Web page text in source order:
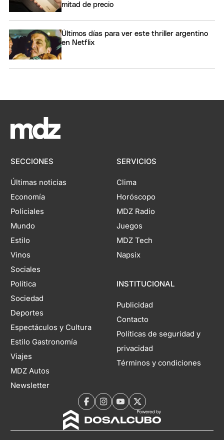
mitad de precio
Últimos días para ver este thriller argentino
en Netflix
SECCIONES
Últimas noticias
Economía
Policiales
Mundo
Estilo
Vinos
Sociales
Política
Sociedad
Deportes
Espectáculos y Cultura
Estilo Gastronomía
Viajes
MDZ Autos
Newsletter
SERVICIOS
Clima
Horóscopo
MDZ Radio
Juegos
MDZ Tech
Napsix
INSTITUCIONAL
Publicidad
Contacto
Políticas de seguridad y
privacidad
Términos y condiciones